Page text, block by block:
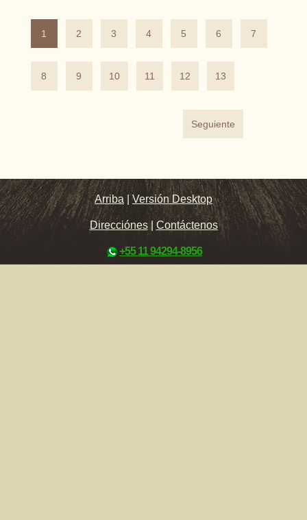
1 2 3 4 5 6 7
8 9 10 11 12 13
Seguiente
Arriba |Versión Desktop
Direcciónes| Contáctenos
+55 11 94294-8956